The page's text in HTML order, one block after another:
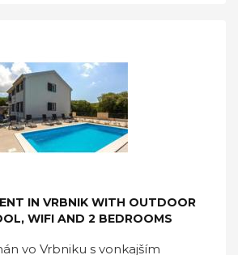
IN VRBNIK WITH OUTDOOR
WIFI AND 2 BEDROOMS
vo Vrbniku s vonkajším